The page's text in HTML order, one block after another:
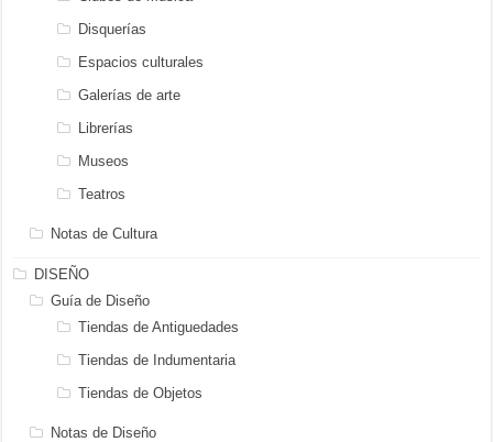
Disquerías
Espacios culturales
Galerías de arte
Librerías
Museos
Teatros
Notas de Cultura
DISEÑO
Guía de Diseño
Tiendas de Antiguedades
Tiendas de Indumentaria
Tiendas de Objetos
Notas de Diseño